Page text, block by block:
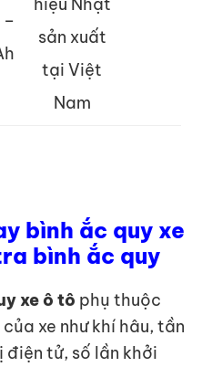
–
sản xuất
tại Việt
Nam
bình ắc quy xe
bình ắc quy
xe ô tô phụ thuộc
xe như khí hâu, tần
tử, số lần khởi